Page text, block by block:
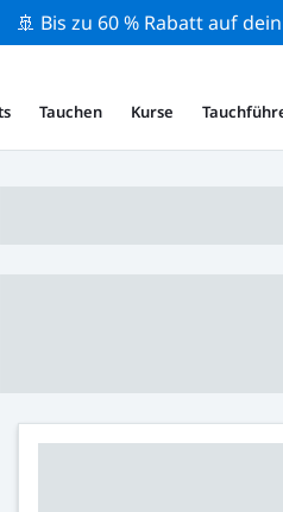
🚢 Bis zu 60 % Rabatt auf
Tauchen Kurse